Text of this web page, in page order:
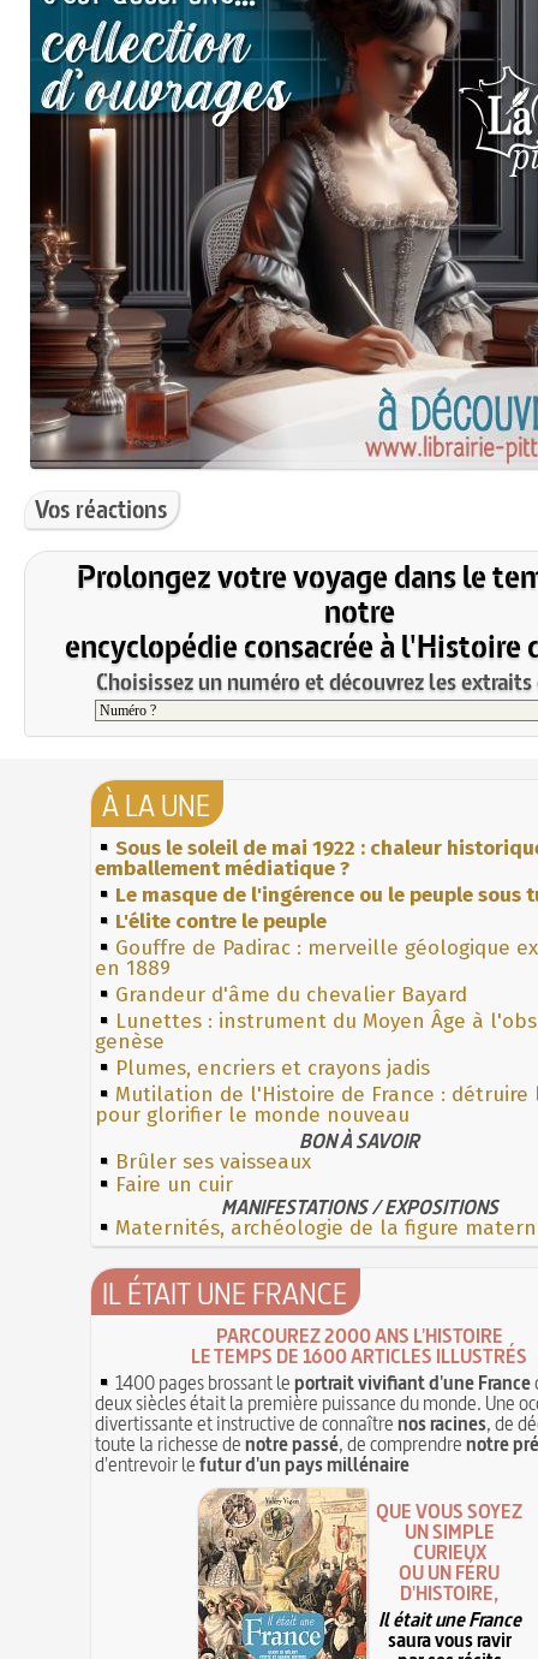
Vos réactions
Prolongez votre voyage dans le
notre
encyclopédie consacrée à l'Histoire
Choisissez un numéro et découvrez les
À LA UNE
Sous le soleil de mai 1922 : chaleur
emballement médiatique ?
Le masque de l'ingérence ou le peuple sous
L'élite contre le peuple
Gouffre de Padirac : merveille géologique
en 1889
Grandeur d'âme du chevalier Bayard
Lunettes : instrument du Moyen Âge à
genèse
Plumes, encriers et crayons jadis
Mutilation de l'Histoire de France : détruire
pour glorifier le monde nouveau
BON À SAVOIR
Brûler ses vaisseaux
Faire un cuir
MANIFESTATIONS / EXPOSITIONS
Maternités, archéologie de la figure
IL ÉTAIT UNE FRANCE
PARCOUREZ 2000 ANS L'HISTOIRE
LE TEMPS DE 1600 ARTICLES ILLUSTRÉS
1400 pages brossant leportrait vivifiant d'une France
deux siècles était la première puissance du monde. Une
divertissante et instructive de connaîtrenos racines, de
toute la richesse denotre passé, de comprendrenotre
d'entrevoir lefutur d'un pays millénaire
QUE VOUS SOYEZ
UN SIMPLE
CURIEUX
OU UN FÉRU
D'HISTOIRE,
Il était une France
saura vous ravir